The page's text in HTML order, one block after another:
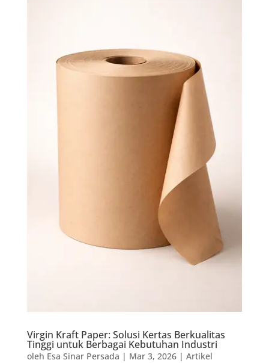
Virgin Kraft Paper: Solusi Kertas Berkualitas
Tinggi untuk Berbagai Kebutuhan Industri
oleh Esa Sinar Persada | Mar 3, 2026| Artikel